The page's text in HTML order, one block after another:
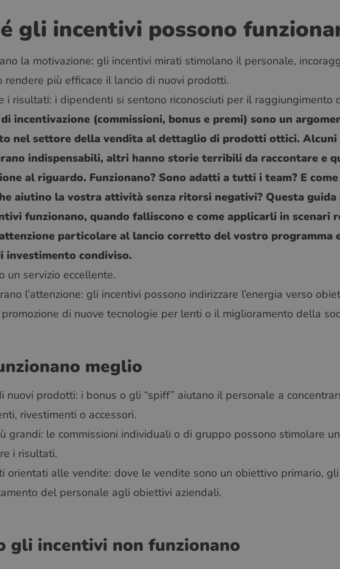
gli incentivi possono
la motivazione: gli incentivi mirati stimolano il personale,
rendere più efficace il lancio di nuovi prodotti.
i risultati: i dipendenti si sentono riconosciuti per il raggiungimento
incentivazione (commissioni, bonus e premi) sono un
nel settore della vendita al dettaglio di prodotti ottici.
indispensabili, altri hanno storie terribili da raccontare e
al riguardo. Funzionano? Sono adatti a tutti i team? E
aiutino la vostra attività senza ritorsi negativi? Questa
funzionano, quando falliscono e come applicarli in scenari
particolare al lancio corretto del vostro programma
investimento condiviso.
un servizio eccellente.
l’attenzione: gli incentivi possono indirizzare l’energia verso
di nuove tecnologie per lenti o il miglioramento della
meglio
nuovi prodotti: i bonus o gli “spiff” aiutano il personale a
rivestimenti o accessori.
grandi: le commissioni individuali o di gruppo possono stimolare
i risultati.
orientati alle vendite: dove le vendite sono un obiettivo primario,
del personale agli obiettivi aziendali.
gli incentivi non funzionano